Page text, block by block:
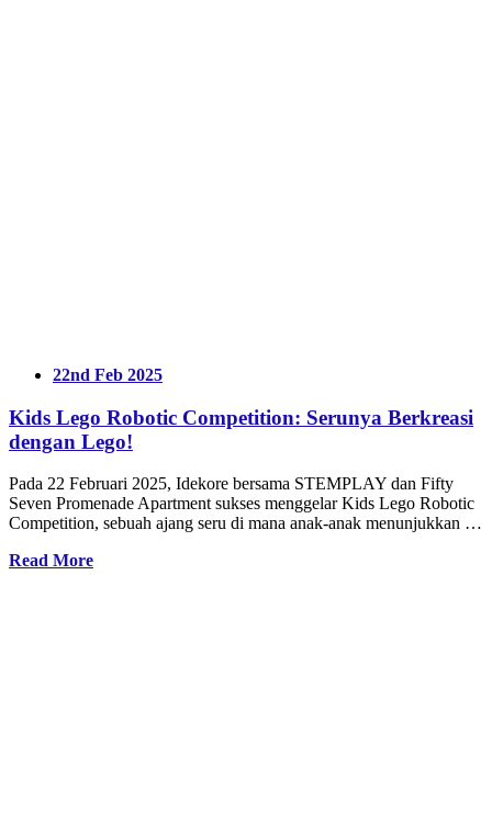
22nd Feb 2025
Kids Lego Robotic Competition: Serunya Berkreasi
dengan Lego!
Pada 22 Februari 2025, Idekore bersama STEMPLAY dan Fifty
Seven Promenade Apartment sukses menggelar Kids Lego Robotic
Competition, sebuah ajang seru di mana anak-anak menunjukkan …
Read More